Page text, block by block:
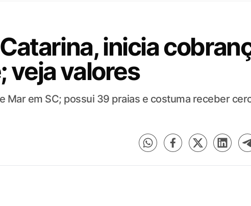
inicia
veja valores
Mar em SC; possui 39 praias e costuma receber